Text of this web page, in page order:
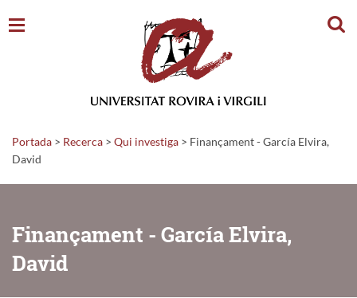
Portada > Recerca > Qui investiga > Finançament - García Elvira,
David
Finançament - García Elvira,
David